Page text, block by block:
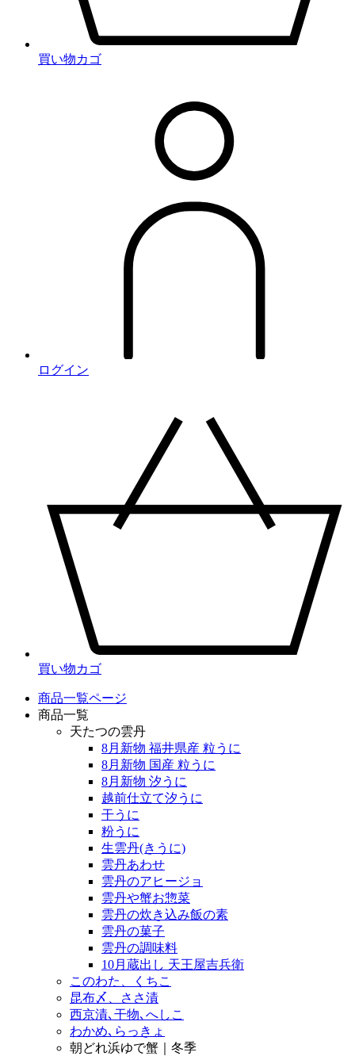
買い物カゴ
ログイン
買い物カゴ
商品一覧ページ
商品一覧
天たつの雲丹
8月新物 福井県産 粒うに
8月新物 国産 粒うに
8月新物 汐うに
越前仕立て汐うに
干うに
粉うに
生雲丹(きうに)
雲丹あわせ
雲丹のアヒージョ
雲丹や蟹お惣菜
雲丹の炊き込み飯の素
雲丹の菓子
雲丹の調味料
10月蔵出し 天王屋吉兵衛
このわた、くちこ
昆布〆、ささ漬
西京漬､干物､へしこ
わかめ､らっきょ
朝どれ浜ゆで蟹｜冬季